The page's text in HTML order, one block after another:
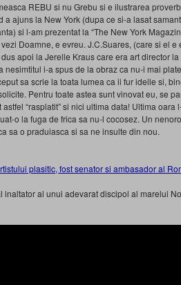
REBU si nu Grebu si e ilustrarea
a ajuns la New York (dupa ce si-a lasat
si l-am prezentat la “The New York
Doamne, e evreu. J.C.Suares, (care si el
apoi la Jerelle Kraus care era art director la
nesimtitul i-a spus de la obraz ca nu-i mai
sa scrie la toata lumea ca ii fur ideile si,
Pentru toate astea sunt vinovat eu, se
“rasplatit” si nici ultima data! Ultima
o la fuga de frica sa nu-l cocosez. Un
sa o praduiasca si sa ne insulte din nou.
plasitic, fost senator si ambasador al
inaltator al unui adevarat discipol al marelui